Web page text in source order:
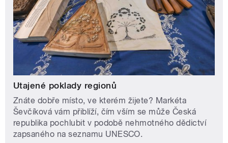
Utajené poklady regionů
Znáte dobře místo, ve kterém žijete? Markéta
Ševčíková vám přiblíží, čím vším se může Česká
republika pochlubit v podobě nehmotného dědictví
zapsaného na seznamu UNESCO.